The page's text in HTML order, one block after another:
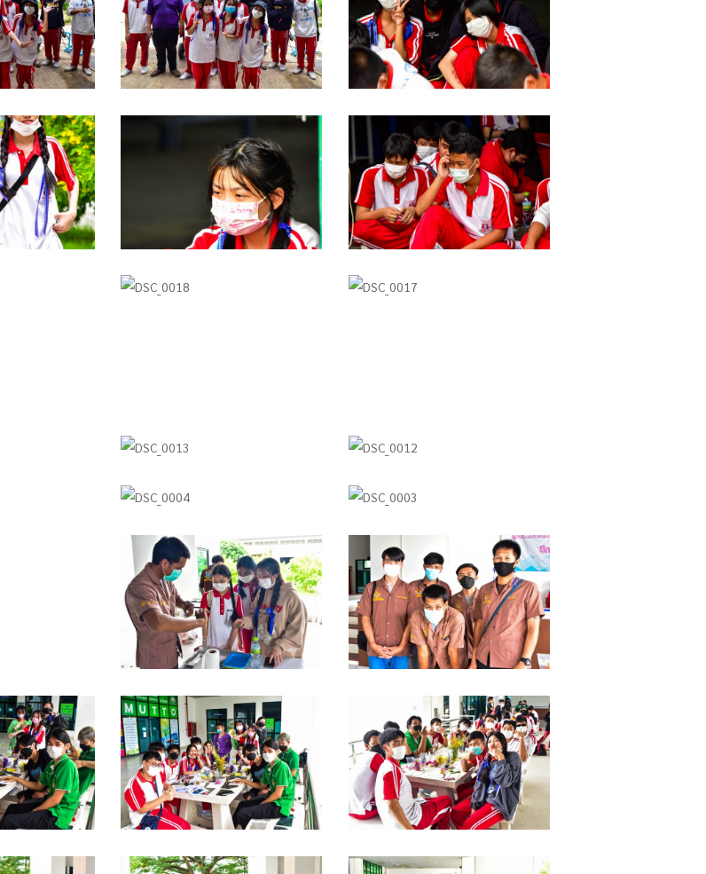
DSC_0021
DSC_0018 DSC_0017
DSC_0013 DSC_0012
DSC_0004 DSC_0003
DSC_0375 DSC_0374
DSC_0369